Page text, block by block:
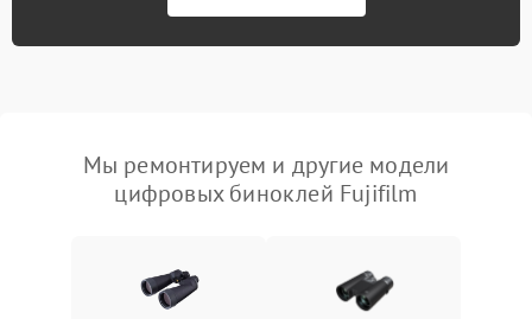
Мы ремонтируем и другие модели
цифровых биноклей Fujifilm